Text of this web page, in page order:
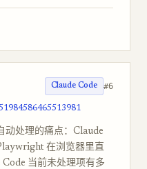
Claude Code #6
动处理的痛点：Claude
在浏览器里直
当前未处理项有多